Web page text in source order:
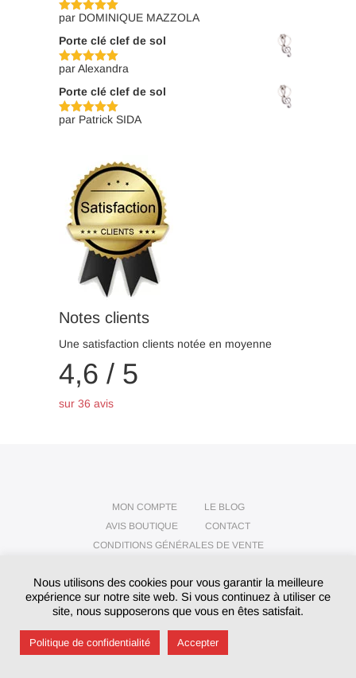
Note5sur
par DOMINIQUE MAZZOLA
Porte clé clef de sol
Note5sur
par Alexandra
Porte clé clef de sol
Note5sur
par Patrick SIDA
Notes clients
Une satisfaction clients notée en moyenne
4,6 / 5
sur 36 avis
MON COMPTE
LE BLOG
AVIS BOUTIQUE
CONTACT
CONDITIONS GÉNÉRALES DE VENTE
MENTIONS LÉGALES
© 2026 www.je-porte-tes-cles.com
Nous utilisons des cookies pour vous garantir la meilleure
expérience sur notre site web. Si vous continuez à utiliser ce
site, nous supposerons que vous en êtes satisfait.
Politique de confidentialité Accepter